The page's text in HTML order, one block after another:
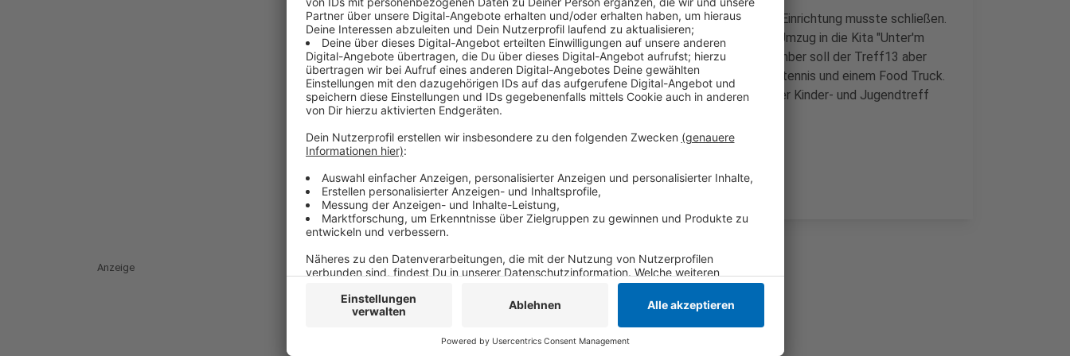
Vor zwei Jahren hatte es einen Wasserschaden gegeben und die Einrichtung musste schließen.
Es folgte eine umfangreiche Sanierung und ein vorübergehender Umzug in die Kita "Unter'm
Regenbogen". Aktuell laufen noch letzte Arbeiten. Am 28. September soll der Treff13 aber
wieder öffnen - unter anderem mit Musik, Hüpfburg, Kicker, Tischtennis und einem Food Truck.
Wegen des Wasserschadens und der Corona-Pandemie konnte der Kinder- und Jugendtreff
2020 zum bisher letzten Mal unter Normalbedingungen arbeiten.
Anzeige